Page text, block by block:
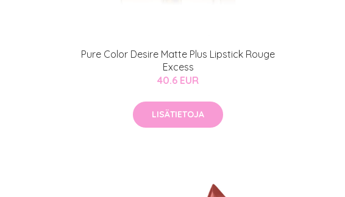
Pure Color Desire Matte Plus Lipstick Rouge
Excess
40.6 EUR
LISÄTIETOJA